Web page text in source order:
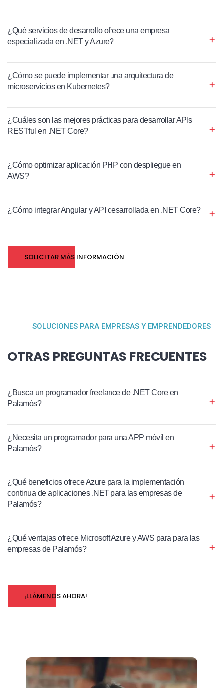
¿Qué servicios de desarrollo ofrece una empresa
especializada en .NET y Azure?
¿Cómo se puede implementar una arquitectura de
microservicios en Kubernetes?
¿Cuáles son las mejores prácticas para desarrollar APIs
RESTful en .NET Core?
¿Cómo optimizar aplicación PHP con despliegue en
AWS?
¿Cómo integrar Angular y API desarrollada en .NET Core?
SOLICITAR MÁS INFORMACIÓN
SOLUCIONES PARA EMPRESAS Y EMPRENDEDORES
OTRAS PREGUNTAS FRECUENTES
¿Busca un programador freelance de .NET Core en
Palamós?
¿Necesita un programador para una APP móvil en
Palamós?
¿Qué beneficios ofrece Azure para la implementación
continua de aplicaciones .NET para las empresas de
Palamós?
¿Qué ventajas ofrece Microsoft Azure y AWS para para las
empresas de Palamós?
¡LLÁMENOS AHORA!